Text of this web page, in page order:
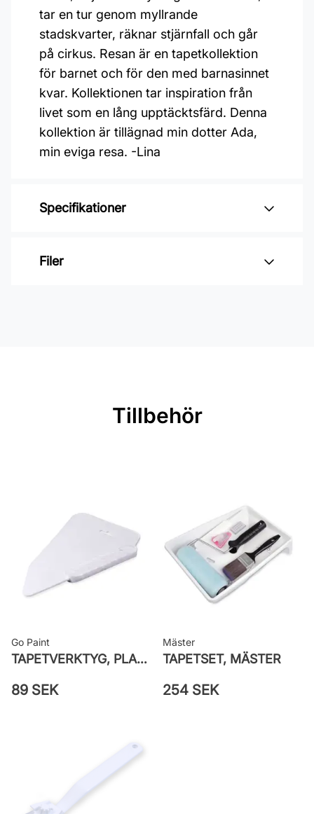
tar en tur genom myllrande
stadskvarter, räknar stjärnfall och går
på cirkus. Resan är en tapetkollektion
för barnet och för den med barnasinnet
kvar. Kollektionen tar inspiration från
livet som en lång upptäcktsfärd. Denna
kollektion är tillägnad min dotter Ada,
min eviga resa. -Lina
Specifikationer
Varumärke: Midbec Tapeter
Bredd: 0,53 m
väggen
Leverantörens artikelnummer:
Filer
Tillbehör
Go Paint
TAPETVERKTYG, PLAST GO PAINT
89 SEK
Mäster
TAPETSET, MÄSTER
254 SEK